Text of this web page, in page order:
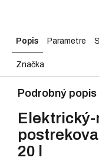
Popis Parametre
Značka
Podrobný popis
20 l